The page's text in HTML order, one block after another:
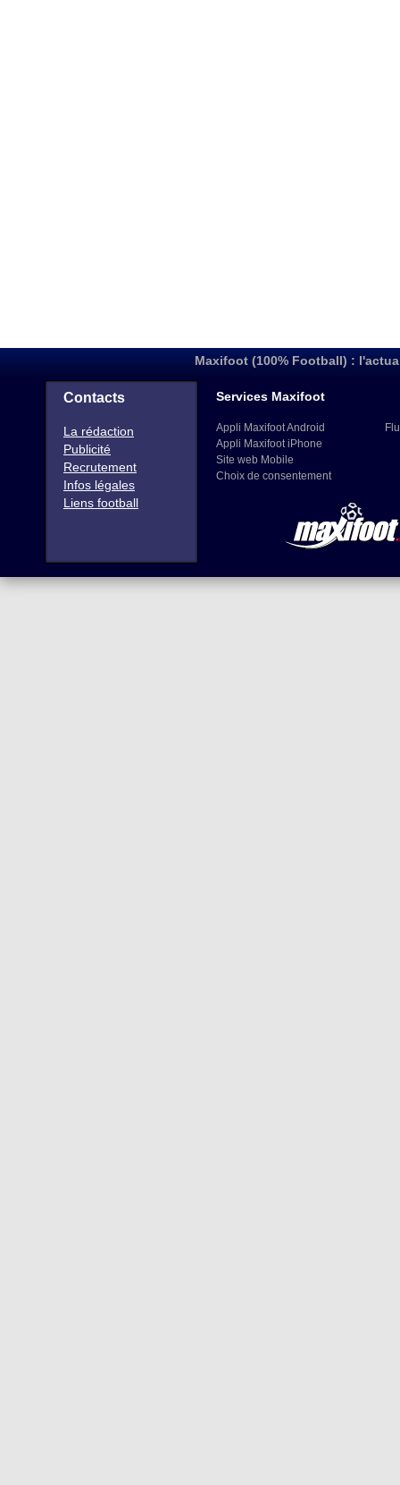
Maxifoot (100% Football) :
Contacts
La rédaction
Publicité
Recrutement
Infos légales
Liens football
Services Maxifoot
Appli Maxifoot Android
Appli Maxifoot iPhone
Site web Mobile
Choix de consentement